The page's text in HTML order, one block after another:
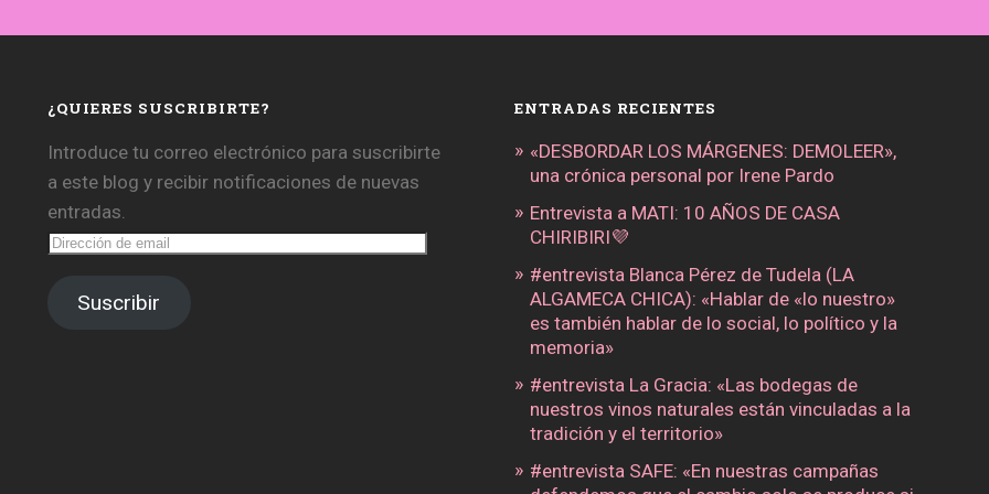
¿QUIERES SUSCRIBIRTE?
Introduce tu correo electrónico para suscribirte
a este blog y recibir notificaciones de nuevas
entradas.
Dirección
de
Suscribir
ENTRADAS RECIENTES
«DESBORDAR LOS MÁRGENES: DEMOLEER»,
una crónica personal por Irene Pardo
Entrevista a MATI: 10 AÑOS DE CASA
CHIRIBIRI💜
#entrevista Blanca Pérez de Tudela (LA
ALGAMECA CHICA): «Hablar de «lo nuestro»
es también hablar de lo social, lo político y la
memoria»
#entrevista La Gracia: «Las bodegas de
nuestros vinos naturales están vinculadas a la
tradición y el territorio»
#entrevista SAFE: «En nuestras campañas